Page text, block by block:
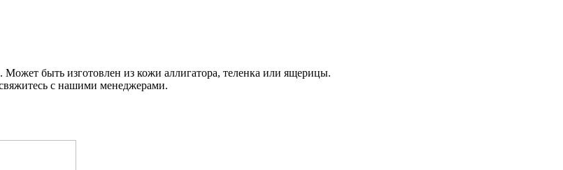
быть изготовлен из кожи аллигатора, теленка или ящерицы.
с нашими менеджерами.